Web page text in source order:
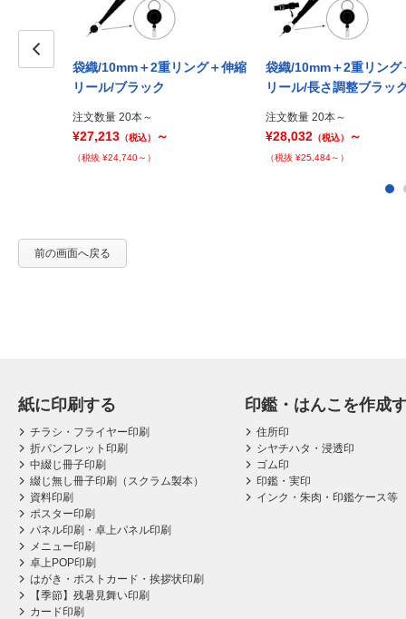
袋織/10mm＋2重リング＋伸縮
リール/ブラック
注文数量 20本～
¥27,213 （税込） ～
（税抜 ¥24,740～）
袋織/10mm＋2重リング
リール/長さ調整ブラッ
注文数量 20本～
¥28,032 （税込） ～
（税抜 ¥25,484～）
前の画面へ戻る
紙に印刷する
チラシ・フライヤー印刷
折パンフレット印刷
中綴じ冊子印刷
綴じ無し冊子印刷（スクラム製本）
資料印刷
ポスター印刷
パネル印刷・卓上パネル印刷
メニュー印刷
卓上POP印刷
はがき・ポストカード・挨拶状印刷
【季節】残暑見舞い印刷
カード印刷
印鑑・はんこを作成
住所印
シヤチハタ・浸透印
ゴム印
印鑑・実印
インク・朱肉・印鑑ケース等